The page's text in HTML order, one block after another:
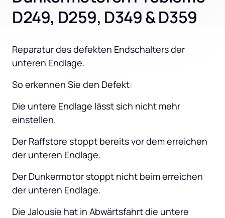
D249, D259, D349 & D359
Reparatur des defekten Endschalters der
unteren Endlage.
So erkennen Sie den Defekt:
Die untere Endlage lässt sich nicht mehr
einstellen.
Der Raffstore stoppt bereits vor dem erreichen
der unteren Endlage.
Der Dunkermotor stoppt nicht beim erreichen
der unteren Endlage.
Die Jalousie hat in Abwärtsfahrt die untere